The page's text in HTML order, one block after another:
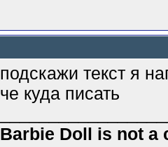
подскажи текст я
че куда писать
Barbie Doll is not a